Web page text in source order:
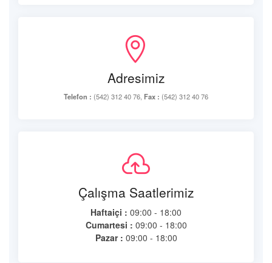
Adresimiz
Telefon : (542) 312 40 76, Fax : (542) 312 40 76
Çalışma Saatlerimiz
Haftaiçi : 09:00 - 18:00
Cumartesi : 09:00 - 18:00
Pazar : 09:00 - 18:00